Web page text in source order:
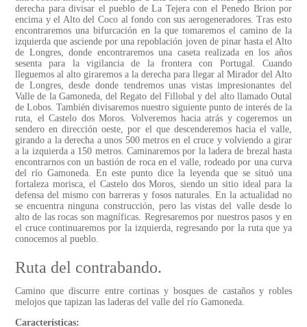
derecha para divisar el pueblo de La Tejera con el Penedo Brion por
encima y el Alto del Coco al fondo con sus aerogeneradores. Tras esto
encontraremos una bifurcación en la que tomaremos el camino de la
izquierda que asciende por una repoblación joven de pinar hasta el Alto
de Longres, donde encontraremos una caseta realizada en los años
sesenta para la vigilancia de la frontera con Portugal. Cuando
lleguemos al alto giraremos a la derecha para llegar al Mirador del Alto
de Longres, desde donde tendremos unas vistas impresionantes del
Valle de la Gamoneda, del Regato del Fillobal y del alto llamado Outal
de Lobos. También divisaremos nuestro siguiente punto de interés de la
ruta, el Castelo dos Moros. Volveremos hacia atrás y cogeremos un
sendero en dirección oeste, por el que descenderemos hacia el valle,
girando a la derecha a unos 500 metros en el cruce y volviendo a girar
a la izquierda a 150 metros. Caminaremos por la ladera de brezal hasta
encontrarnos con un bastión de roca en el valle, rodeado por una curva
del río Gamoneda. En este punto dice la leyenda que se situó una
fortaleza morisca, el Castelo dos Moros, siendo un sitio ideal para la
defensa del mismo con barreras y fosos naturales. En la actualidad no
se encuentra ninguna construcción, pero las vistas del valle desde lo
alto de las rocas son magníficas. Regresaremos por nuestros pasos y en
el cruce continuaremos por la izquierda, regresando por la ruta que ya
conocemos al pueblo.
Ruta del contrabando.
Camino que discurre entre cortinas y bosques de castaños y robles
melojos que tapizan las laderas del valle del río Gamoneda.
Características: